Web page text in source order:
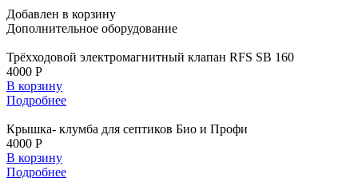
Добавлен в корзину
Дополнительное оборудование
Трёхходовой электромагнитный клапан RFS SB 160
4000 Р
В корзину
Подробнее
Крышка- клумба для септиков Био и Профи
4000 Р
В корзину
Подробнее